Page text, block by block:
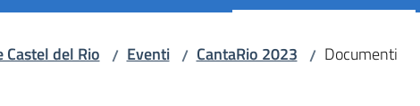
Castel del Rio / Eventi / CantaRio 2023 / Documenti